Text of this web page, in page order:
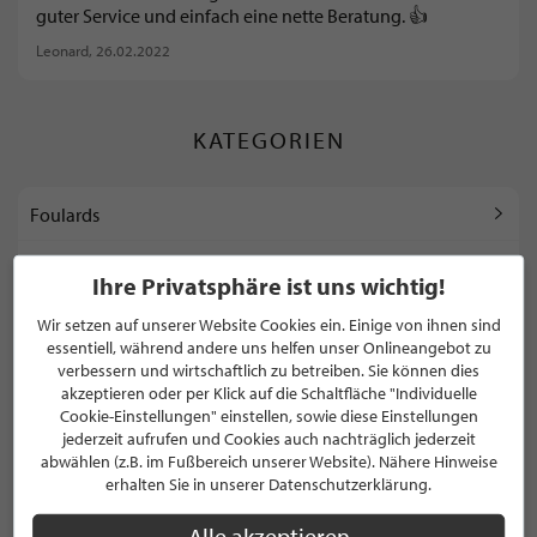
guter Service und einfach eine nette Beratung. 👍
Leonard, 26.02.2022
KATEGORIEN
Foulards
Herren Accessoires
Herrenausstatter
WEITERE KATEGORIEN ANZEIGEN
Ihre Privatsphäre ist uns wichtig!
Wir setzen auf unserer Website Cookies ein. Einige von ihnen sind
essentiell, während andere uns helfen unser Onlineangebot zu
verbessern und wirtschaftlich zu betreiben. Sie können dies
akzeptieren oder per Klick auf die Schaltfläche "Individuelle
Cookie-Einstellungen" einstellen, sowie diese Einstellungen
jederzeit aufrufen und Cookies auch nachträglich jederzeit
abwählen (z.B. im Fußbereich unserer Website). Nähere Hinweise
erhalten Sie in unserer Datenschutzerklärung.